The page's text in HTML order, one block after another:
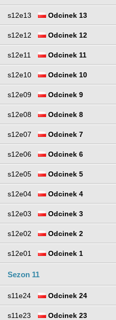
s12e13 Odcinek 13
s12e12 Odcinek 12
s12e11 Odcinek 11
s12e10 Odcinek 10
s12e09 Odcinek 9
s12e08 Odcinek 8
s12e07 Odcinek 7
s12e06 Odcinek 6
s12e05 Odcinek 5
s12e04 Odcinek 4
s12e03 Odcinek 3
s12e02 Odcinek 2
s12e01 Odcinek 1
Sezon 11
s11e24 Odcinek 24
s11e23 Odcinek 23